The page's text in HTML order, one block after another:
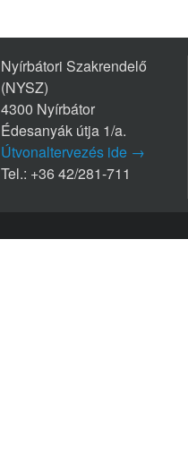
Nyírbátori Szakrendelő
(NYSZ)
4300 Nyírbátor
Édesanyák útja 1/a.
Útvonaltervezés ide →
Tel.: +36 42/281-711